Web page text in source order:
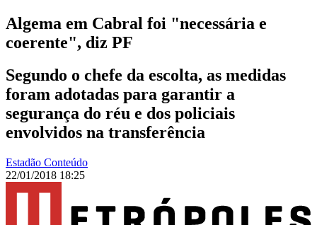
Algema em Cabral foi "necessária e
coerente", diz PF
Segundo o chefe da escolta, as medidas
foram adotadas para garantir a
segurança do réu e dos policiais
envolvidos na transferência
Estadão Conteúdo
22/01/2018 18:25